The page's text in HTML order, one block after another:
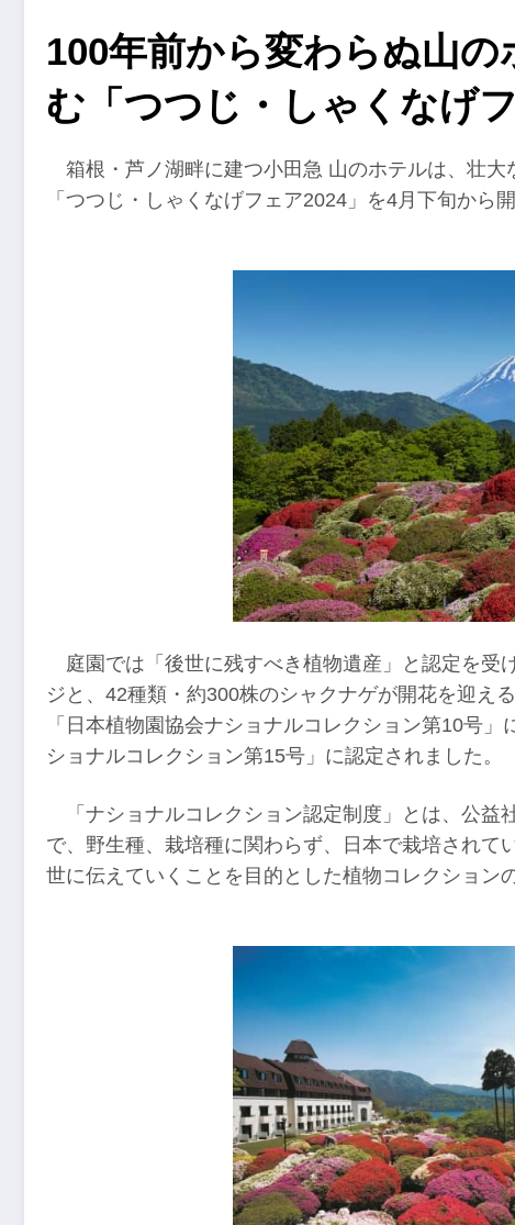
100年前から変わらぬ山
む「つつじ・しゃくなげフ
箱根・芦ノ湖畔に建つ小田急 山のホテルは、壮
「つつじ・しゃくなげフェア2024」を4月下旬から
庭園では「後世に残すべき植物遺産」と認定を受
ジと、42種類・約300株のシャクナゲが開花を迎え
「日本植物園協会ナショナルコレクション第10号
ショナルコレクション第15号」に認定されました。
「ナショナルコレクション認定制度」とは、公
で、野生種、栽培種に関わらず、日本で栽培されて
世に伝えていくことを目的とした植物コレクション